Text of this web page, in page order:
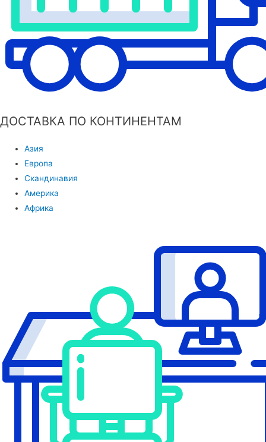
ДОСТАВКА ПО КОНТИНЕНТАМ
Азия
Европа
Скандинавия
Америка
Африка